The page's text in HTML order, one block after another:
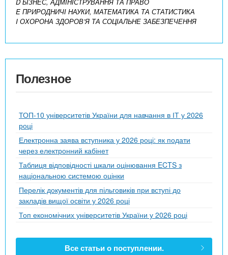
E ПРИРОДНИЧІ НАУКИ, МАТЕМАТИКА ТА СТАТИСТИКА
I ОХОРОНА ЗДОРОВ’Я ТА СОЦІАЛЬНЕ ЗАБЕЗПЕЧЕННЯ
Полезное
ТОП-10 університетів України для навчання в ІТ у 2026
році
Електронна заява вступника у 2026 році: як подати
через електронний кабінет
Таблиця відповідності шкали оцінювання ECTS з
національною системою оцінки
Перелік документів для пільговиків при вступі до
закладів вищої освіти у 2026 році
Топ економічних університетів України у 2026 році
Все статьи о поступлении.